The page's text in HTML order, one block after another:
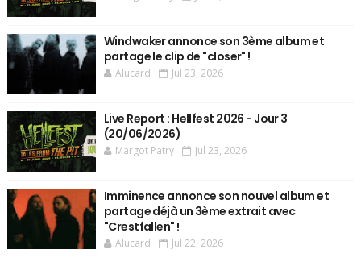
Windwaker annonce son 3ème album et
partage le clip de "closer" !
Alucard Jul 23, 2026
Live Report : Hellfest 2026 - Jour 3
(20/06/2026)
Margot Patry Jul 23, 2026
Imminence annonce son nouvel album et
partage déjà un 3ème extrait avec
"Crestfallen" !
Alucard Jul 22, 2026